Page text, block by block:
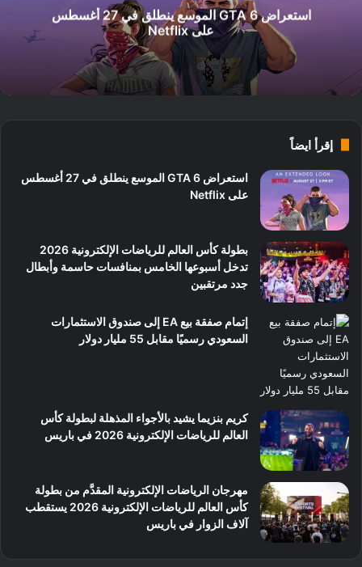
استعراض GTA 6 الموسع ينطلق في 27 أغسطس
على Netflix
إقرأ ايضاً
استعراض GTA 6 الموسع ينطلق في 27 أغسطس
على Netflix
بطولة كأس العالم للرياضات الإلكترونية 2026
تدخل أسبوعها الخامس بمنافسات حاسمة وأبطال
جدد مرتقبين
إتمام صفقة بيع EA إلى صندوق الاستثمارات
السعودي رسميًا مقابل 55 مليار دولار
كريم بنزيما يشيد بالأجواء المذهلة لبطولة كأس
العالم للرياضات الإلكترونية 2026 في باريس
مهرجان الرياضات الإلكترونية المقدَّم من بطولة
كأس العالم للرياضات الإلكترونية 2026 يستقطب
آلاف الزوار في باريس